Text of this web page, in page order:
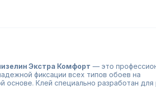
Экстра Комфорт — это
фиксации всех типов обоев на
основе. Клей специально разработан